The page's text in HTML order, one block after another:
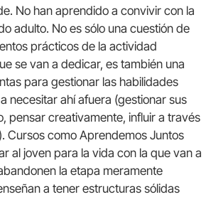
No han aprendido a convivir con la
adulto. No es sólo una cuestión de
prácticos de la actividad
se van a dedicar, es también una
para gestionar las habilidades
necesitar ahí afuera (gestionar sus
pensar creativamente, influir a través
Cursos como Aprendemos Juntos
al joven para la vida con la que van a
la etapa meramente
a tener estructuras sólidas